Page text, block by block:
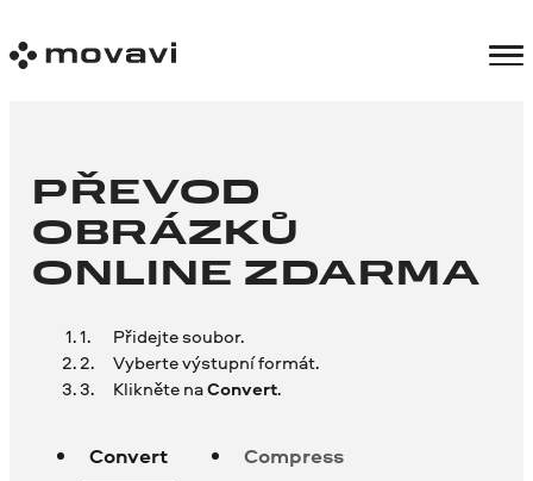
PŘEVOD
OBRÁZKŮ
ONLINE ZDARMA
Přidejte soubor.
Vyberte výstupní formát.
Klikněte naConvert.
Convert Compress